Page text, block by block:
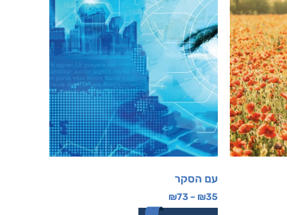
עם הסקר
₪35
–
₪73